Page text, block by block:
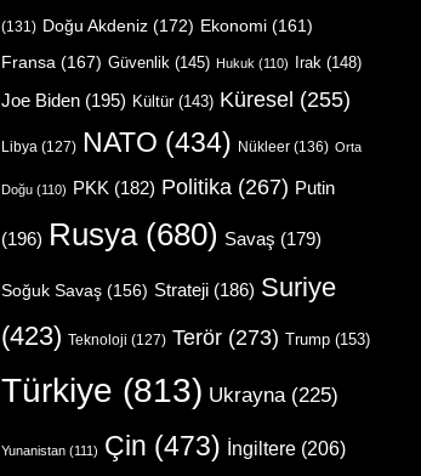
(131) Doğu Akdeniz (172) Ekonomi (161)
Fransa (167) Güvenlik (145) Hukuk (110) Irak (148)
Joe Biden (195) Kültür(143) Küresel (255)
Libya (127) NATO (434) Nükleer (136) Orta
Doğu (110) PKK (182) Politika (267) Putin
(196) Rusya(680) Savaş (179)
Soğuk Savaş (156) Strateji (186) Suriye
(423) Teknoloji (127) Terör (273) Trump (153)
Türkiye (813) Ukrayna (225)
Yunanistan (111) Çin (473) İngiltere (206)